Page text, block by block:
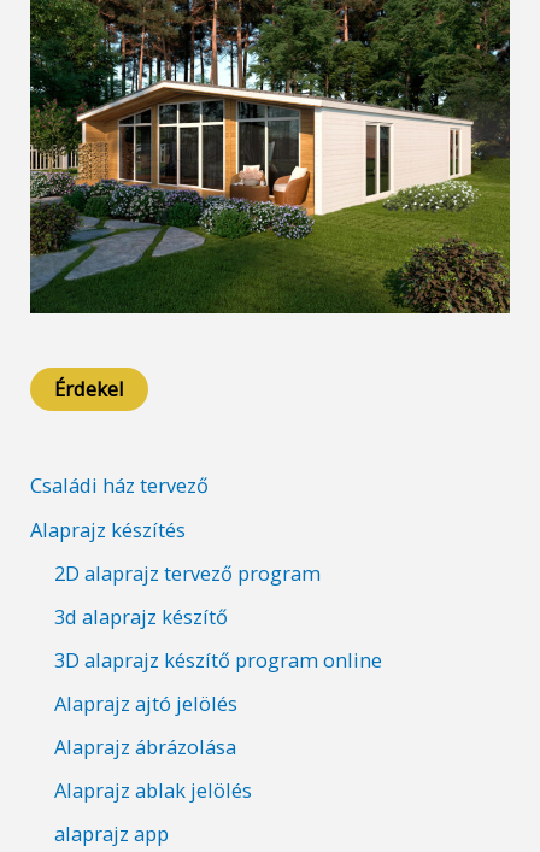
Érdekel
Családi ház tervező
Alaprajz készítés
2D alaprajz tervező program
3d alaprajz készítő
3D alaprajz készítő program online
Alaprajz ajtó jelölés
Alaprajz ábrázolása
Alaprajz ablak jelölés
alaprajz app